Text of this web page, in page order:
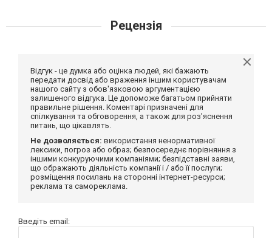
Рецензія
Відгук - це думка або оцінка людей, які бажають
передати досвід або враження іншим користувачам
нашого сайту з обов'язковою аргументацією
залишеного відгука. Це допоможе багатьом прийняти
правильне рішення. Коментарі призначені для
спілкування та обговорення, а також для роз'яснення
питань, що цікавлять.
Не дозволяється: використання ненормативної
лексики, погроз або образ; безпосереднє порівняння з
іншими конкуруючими компаніями; безпідставні заяви,
що ображають діяльність компанії і / або її послуги;
розміщення посилань на сторонні інтернет-ресурси;
реклама та самореклама.
Введіть email: